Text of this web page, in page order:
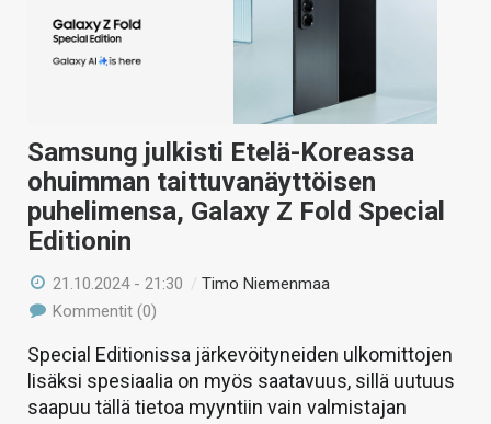
Samsung julkisti Etelä-Koreassa
ohuimman taittuvanäyttöisen
puhelimensa, Galaxy Z Fold Special
Editionin
21.10.2024 - 21:30 /Timo Niemenmaa
Kommentit (0)
Special Editionissa järkevöityneiden ulkomittojen
lisäksi spesiaalia on myös saatavuus, sillä uutuus
saapuu tällä tietoa myyntiin vain valmistajan